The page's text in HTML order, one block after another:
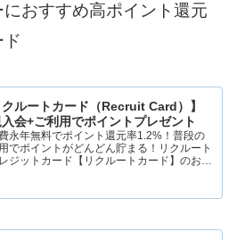
おすすめ高ポイント還元
クルートカード（Recruit Card）】
会+ご利用でポイントプレゼント
永年無料でポイント還元率1.2%！普段の
でポイントがどんどん貯まる！リクルート
ジットカード【リクルートカード】のお申